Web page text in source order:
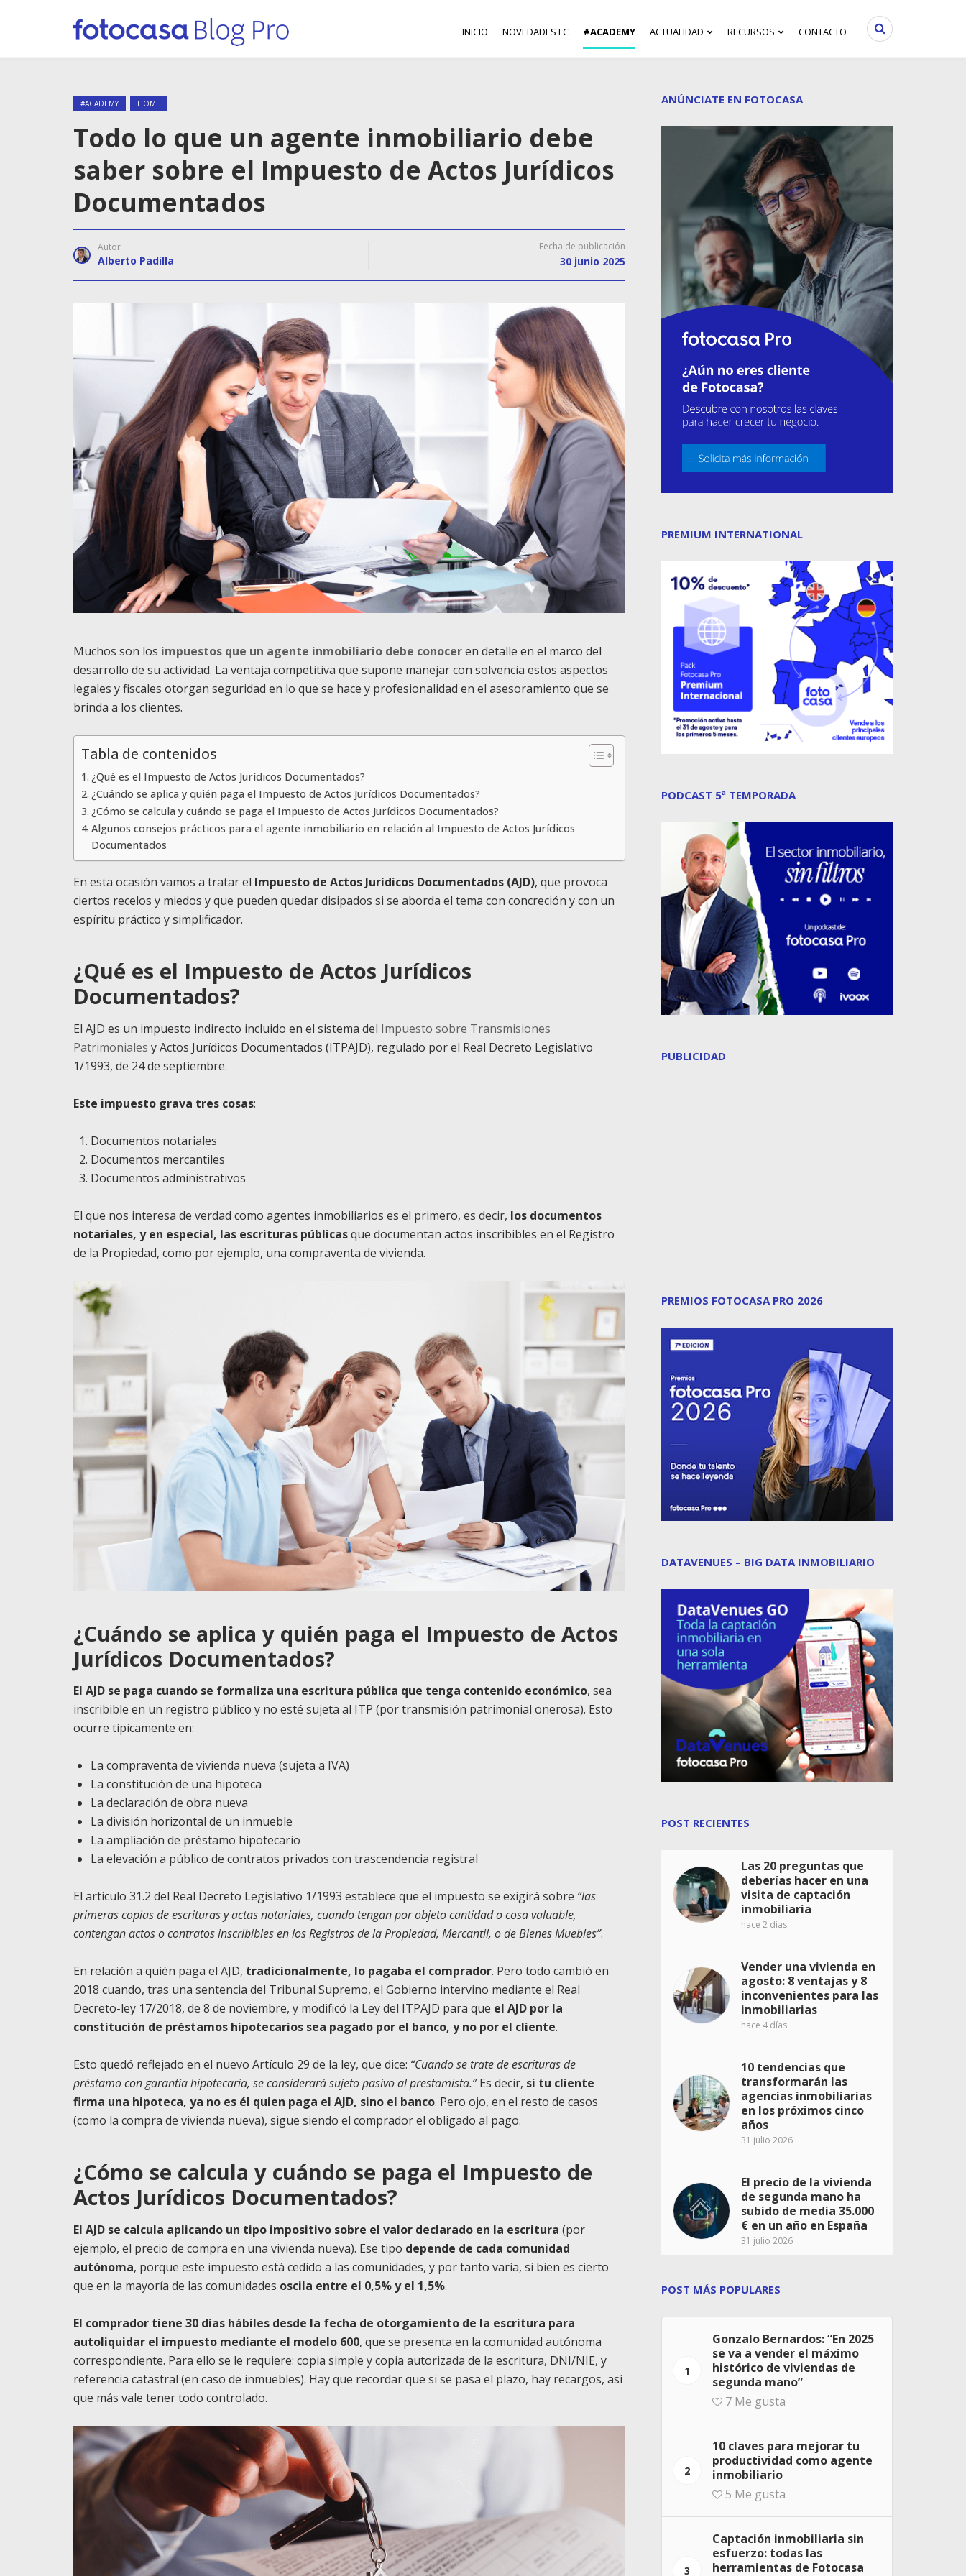
INICIO NOVEDADES FC #ACADEMY ACTUALIDAD RECURSOS CONTACTO
#ACADEMY HOME
Todo lo que un agente inmobiliario debe
saber sobre el Impuesto de Actos Jurídicos
Documentados
Autor
Alberto Padilla
Fecha de publicación
30 junio 2025
Muchos son los impuestos que un agente inmobiliario debe conoceren detalle en el marco del
desarrollo de su actividad. La ventaja competitiva que supone manejar con solvencia estos aspectos
legales y fiscales otorgan seguridad en lo que se hace y profesionalidad en el asesoramiento que se
brinda a los clientes.
Tabla de contenidos
¿Qué es el Impuesto de Actos Jurídicos Documentados?
¿Cuándo se aplica y quién paga el Impuesto de Actos Jurídicos Documentados?
¿Cómo se calcula y cuándo se paga el Impuesto de Actos Jurídicos Documentados?
Algunos consejos prácticos para el agente inmobiliario en relación al Impuesto de Actos Jurídicos
Documentados
En esta ocasión vamos a tratar el Impuesto de Actos Jurídicos Documentados (AJD), que provoca
ciertos recelos y miedos y que pueden quedar disipados si se aborda el tema con concreción y con un
espíritu práctico y simplificador.
¿Qué es el Impuesto de Actos Jurídicos
Documentados?
El AJD es un impuesto indirecto incluido en el sistema del Impuesto sobre Transmisiones
Patrimoniales y Actos Jurídicos Documentados (ITPAJD), regulado por el Real Decreto Legislativo
1/1993, de 24 de septiembre.
Este impuesto grava tres cosas:
Documentos notariales
Documentos mercantiles
Documentos administrativos
El que nos interesa de verdad como agentes inmobiliarios es el primero, es decir, los documentos
notariales, y en especial, las escrituras públicasque documentan actos inscribibles en el Registro
de la Propiedad, como por ejemplo, una compraventa de vivienda.
¿Cuándo se aplica y quién paga el Impuesto de Actos
Jurídicos Documentados?
El AJD se paga cuando se formaliza una escritura pública que tenga contenido económico, sea
inscribible en un registro público y no esté sujeta al ITP (por transmisión patrimonial onerosa). Esto
ocurre típicamente en:
La compraventa de vivienda nueva (sujeta a IVA)
La constitución de una hipoteca
La declaración de obra nueva
La división horizontal de un inmueble
La ampliación de préstamo hipotecario
La elevación a público de contratos privados con trascendencia registral
El artículo 31.2 del Real Decreto Legislativo 1/1993 establece que el impuesto se exigirá sobre “las
primeras copias de escrituras y actas notariales, cuando tengan por objeto cantidad o cosa valuable,
contengan actos o contratos inscribibles en los Registros de la Propiedad, Mercantil, o de Bienes Muebles”.
En relación a quién paga el AJD, tradicionalmente, lo pagaba el comprador. Pero todo cambió en
2018 cuando, tras una sentencia del Tribunal Supremo, el Gobierno intervino mediante el Real
Decreto-ley 17/2018, de 8 de noviembre, y modificó la Ley del ITPAJD para que el AJD por la
constitución de préstamos hipotecarios sea pagado por el banco, y no por el cliente.
Esto quedó reflejado en el nuevo Artículo 29 de la ley, que dice: “Cuando se trate de escrituras de
préstamo con garantía hipotecaria, se considerará sujeto pasivo al prestamista.”Es decir, si tu cliente
firma una hipoteca, ya no es él quien paga el AJD, sino el banco. Pero ojo, en el resto de casos
(como la compra de vivienda nueva), sigue siendo el comprador el obligado al pago.
¿Cómo se calcula y cuándo se paga el Impuesto de
Actos Jurídicos Documentados?
El AJD se calcula aplicando un tipo impositivo sobre el valor declarado en la escritura (por
ejemplo, el precio de compra en una vivienda nueva). Ese tipo depende de cada comunidad
autónoma, porque este impuesto está cedido a las comunidades, y por tanto varía, si bien es cierto
que en la mayoría de las comunidades oscila entre el 0,5% y el 1,5%.
El comprador tiene 30 días hábiles desde la fecha de otorgamiento de la escritura para
autoliquidar el impuesto mediante el modelo 600, que se presenta en la comunidad autónoma
correspondiente. Para ello se le requiere: copia simple y copia autorizada de la escritura, DNI/NIE, y
referencia catastral (en caso de inmuebles). Hay que recordar que si se pasa el plazo, hay recargos, así
que más vale tener todo controlado.
ANÚNCIATE EN FOTOCASA
PREMIUM INTERNATIONAL
PODCAST 5ª TEMPORADA
PUBLICIDAD
PREMIOS FOTOCASA PRO 2026
DATAVENUES – BIG DATA INMOBILIARIO
POST RECIENTES
Las 20 preguntas que
deberías hacer en una
visita de captación
inmobiliaria
hace 2 días
Vender una vivienda en
agosto: 8 ventajas y 8
inconvenientes para las
inmobiliarias
hace 4 días
10 tendencias que
transformarán las
agencias inmobiliarias
en los próximos cinco
años
31 julio 2026
El precio de la vivienda
de segunda mano ha
subido de media 35.000
€ en un año en España
31 julio 2026
POST MÁS POPULARES
1
Gonzalo Bernardos: “En 2025
se va a vender el máximo
histórico de viviendas de
segunda mano”
7 Me gusta
2
10 claves para mejorar tu
productividad como agente
inmobiliario
5 Me gusta
3
Captación inmobiliaria sin
esfuerzo: todas las
herramientas de Fotocasa